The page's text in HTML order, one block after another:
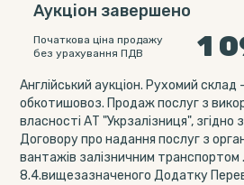
Аукціон завершено
Початкова ціна продажу
без урахування ПДВ
1
Англійський аукціон. Рухомий склад
обкотишовоз. Продаж послуг з
власності АТ "Укрзалізниця",
Договору про надання послуг з
вантажів залізничним транспортом
8.4.вищезазначеного Додатку